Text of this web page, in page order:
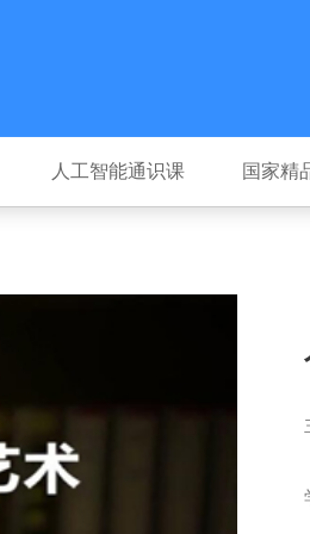
人工智能通识课 国家精